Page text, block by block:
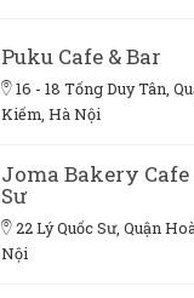
Puku Cafe & Bar
16 - 18 Tống Duy Tân,
Kiếm, Hà Nội
Joma Bakery Cafe
Sư
22 Lý Quốc Sư, Quận
Nội